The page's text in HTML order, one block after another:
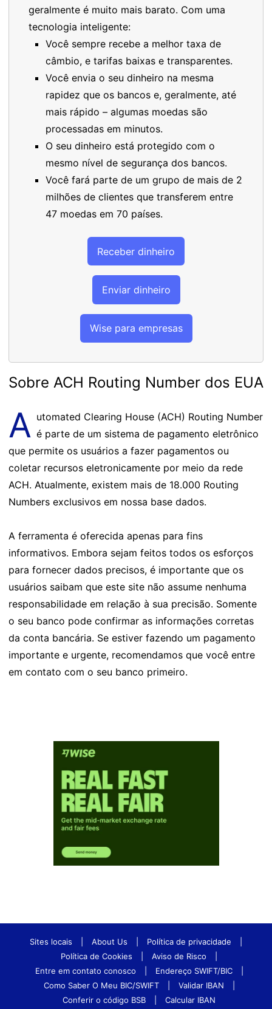
geralmente é muito mais barato. Com uma
tecnologia inteligente:
Você sempre recebe a melhor taxa de
câmbio, e tarifas baixas e transparentes.
Você envia o seu dinheiro na mesma
rapidez que os bancos e, geralmente, até
mais rápido – algumas moedas são
processadas em minutos.
O seu dinheiro está protegido com o
mesmo nível de segurança dos bancos.
Você fará parte de um grupo de mais de 2
milhões de clientes que transferem entre
47 moedas em 70 países.
Receber dinheiro
Enviar dinheiro
Wise para empresas
Sobre ACH Routing Number dos EUA
A utomated Clearing House (ACH) Routing Number
é parte de um sistema de pagamento eletrônico
que permite os usuários a fazer pagamentos ou
coletar recursos eletronicamente por meio da rede
ACH. Atualmente, existem mais de 18.000 Routing
Numbers exclusivos em nossa base dados.
A ferramenta é oferecida apenas para fins
informativos. Embora sejam feitos todos os esforços
para fornecer dados precisos, é importante que os
usuários saibam que este site não assume nenhuma
responsabilidade em relação à sua precisão. Somente
o seu banco pode confirmar as informações corretas
da conta bancária. Se estiver fazendo um pagamento
importante e urgente, recomendamos que você entre
em contato com o seu banco primeiro.
Sites locais About Us Política de privacidade
Política de Cookies
Aviso de Risco
Entre em contato conosco
Endereço SWIFT/BIC
Como Saber O Meu BIC/SWIFT
Validar IBAN
Conferir o código BSB
Calcular IBAN